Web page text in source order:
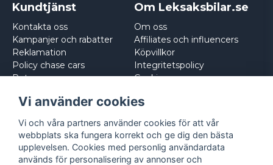
Kundtjänst
Kontakta oss
Kampanjer och rabatter
Reklamation
Policy chase cars
Returnera
Om Leksaksbilar.se
Om oss
Affiliates och influencers
Köpvillkor
Integritetspolicy
Cookies
Vi använder cookies
Vi och våra partners använder cookies för att vår
webbplats ska fungera korrekt och ge dig den bästa
upplevelsen. Cookies med personlig användardata
används för personalisering av annonser och